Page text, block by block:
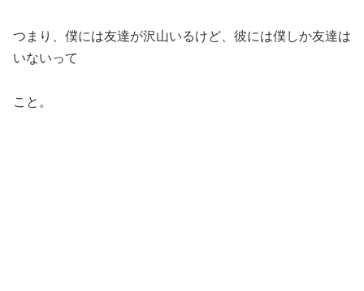
つまり、僕には友達が沢山いるけど、彼には僕しか友達は
いないって
こと。